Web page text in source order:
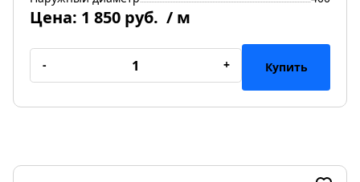
Цена: 1 850 руб. / м
- + Купить